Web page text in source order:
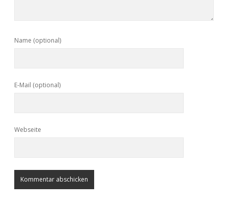
Name (optional)
E-Mail (optional)
Webseite